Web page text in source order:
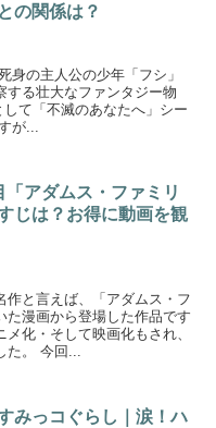
の関係は？
身の主人公の少年「フシ」
する壮大なファンタジー物
て「不滅のあなたへ」シー
が...
「アダムス・ファミリ
じは？お得に動画を観
作と言えば、「アダムス・フ
た漫画から登場した作品です
化・そして映画化もされ、
た。 今回...
みっコぐらし｜涙！ハ